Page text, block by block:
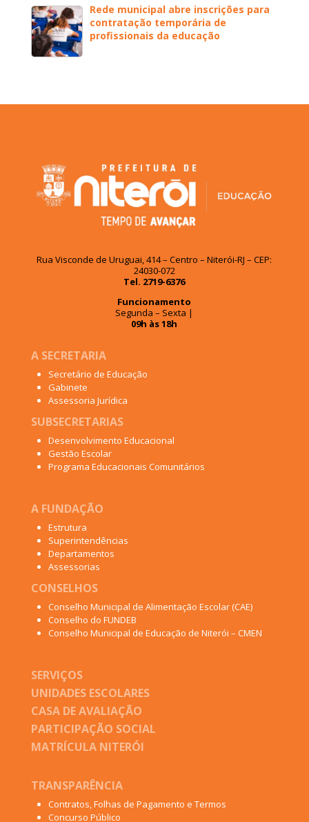
Rede municipal abre inscrições para
contratação temporária de
profissionais da educação
Rua Visconde de Uruguai, 414 – Centro – Niterói-RJ – CEP:
24030-072
Tel. 2719-6376
Funcionamento
Segunda – Sexta |
09h às 18h
A SECRETARIA
Secretário de Educação
Gabinete
Assessoria Jurídica
SUBSECRETARIAS
Desenvolvimento Educacional
Gestão Escolar
Programa Educacionais Comunitários
A FUNDAÇÃO
Estrutura
Superintendências
Departamentos
Assessorias
CONSELHOS
Conselho Municipal de Alimentação Escolar (CAE)
Conselho do FUNDEB
Conselho Municipal de Educação de Niterói – CMEN
SERVIÇOS
UNIDADES ESCOLARES
CASA DE AVALIAÇÃO
PARTICIPAÇÃO SOCIAL
MATRÍCULA NITERÓI
TRANSPARÊNCIA
Contratos, Folhas de Pagamento e Termos
Concurso Público